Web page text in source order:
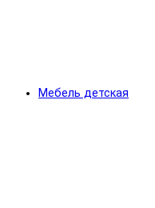
Мебель детская